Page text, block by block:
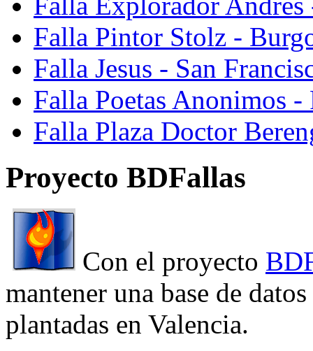
Falla Pintor Stolz -
Falla Jesus - San
Falla Poetas Anonimos
Falla Plaza Doctor
Proyecto BDFallas
Con el proyecto
mantener una base de
plantadas en Valencia.